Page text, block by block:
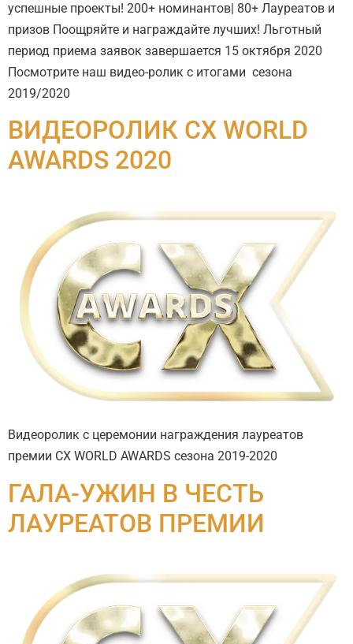
успешные проекты! 200+ номинантов| 80+ Лауреатов и
призов Поощряйте и награждайте лучших! Льготный
период приема заявок завершается 15 октября 2020
Посмотрите наш видео-ролик с итогами сезона
2019/2020
ВИДЕОРОЛИК CX WORLD
AWARDS 2020
Видеоролик с церемонии награждения лауреатов
премии CX WORLD AWARDS сезона 2019-2020
ГАЛА-УЖИН В ЧЕСТЬ
ЛАУРЕАТОВ ПРЕМИИ